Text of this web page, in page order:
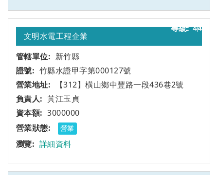
44
文明水電工程企業
新竹縣
竹縣水證甲字第000127號
【312】橫山鄉中豐路一段436巷2號
甲
黃江玉貞
3000000
營業
詳細資料